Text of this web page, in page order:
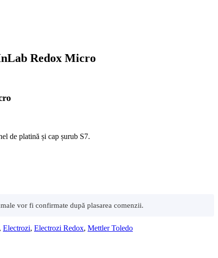
Redox Micro
de platină și cap șurub S7.
vor fi confirmate după plasarea comenzii.
Electrozi, Electrozi Redox, Mettler Toledo